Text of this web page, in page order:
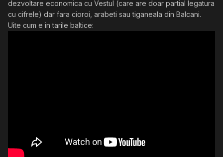
ieftin, la fel cum te duci la restaurantul de elita sa nu o
arzi cu toti tiristii in parcare la Kaufland la micii prajiti fara
niciun gust. Btw, micii de la Dedulesti rulz.
dezvoltare economica cu Vestul (care are doar partial legatura
cu cifrele) dar fara cioroi, arabeti sau tiganeala din Balcani.
Uite cum e in tarile baltice: